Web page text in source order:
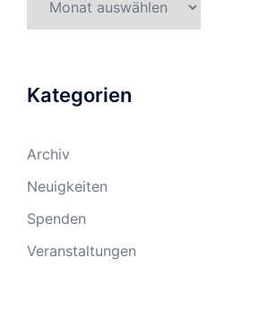
Kategorien
Archiv
Neuigkeiten
Spenden
Veranstaltungen